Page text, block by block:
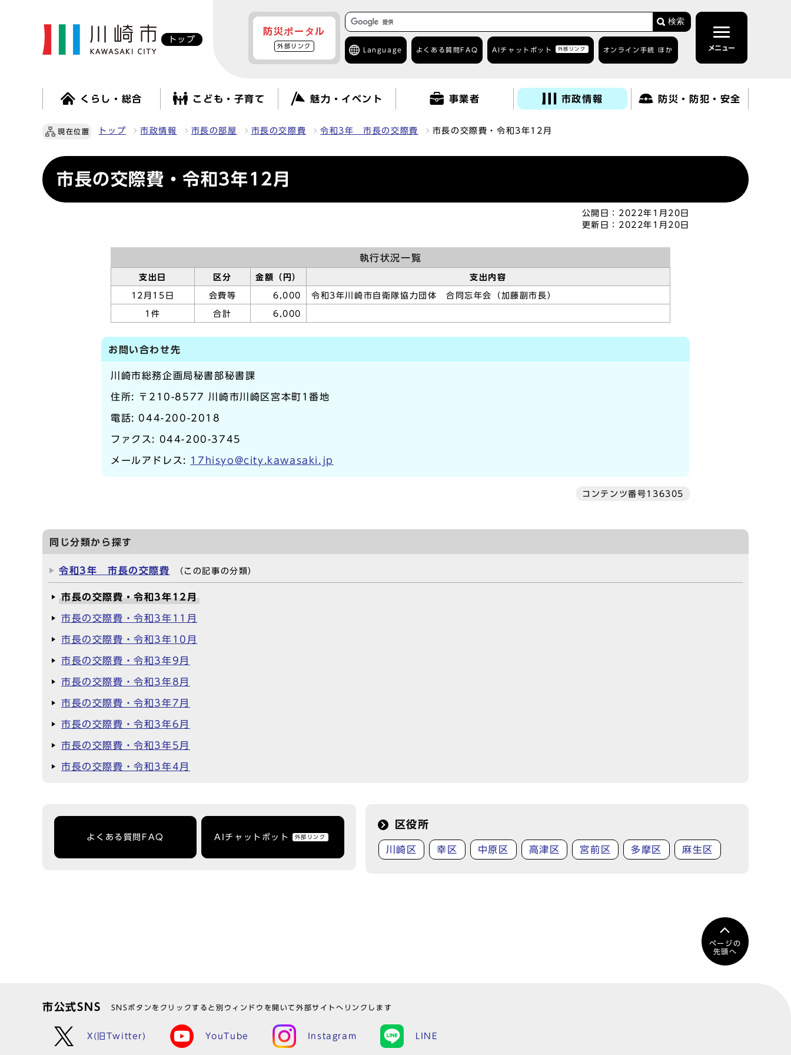
トップ
防災ポータル
外部リンク
検索
Language よくある質問 FAQ AIチャットボット 外部リンク オンライン手続 ほか メニュー
くらし・総合 こども・子育て 魅力・イベント 事業者 市政情報 防災・防犯・安全
現在位置 トップ 市政情報 市長の部屋 市長の交際費 令和3年 市長の交際費 市長の交際費・令和3年12月
市長の交際費・令和3年12月
公開日： 2022年1月20日
更新日： 2022年1月20日
執行状況一覧
支出日 区分 金額（円） 支出内容
12月15日 会費等 6,000 令和3年川崎市自衛隊協力団体 合同忘年会（加藤副市長）
1件 合計 6,000
お問い合わせ先
川崎市総務企画局秘書部秘書課
住所: 〒210-8577 川崎市川崎区宮本町1番地
電話: 044-200-2018
ファクス: 044-200-3745
メールアドレス: 17hisyo@city.kawasaki.jp
コンテンツ番号136305
同じ分類から探す
令和3年 市長の交際費 （この記事の分類）
市長の交際費・令和3年12月
市長の交際費・令和3年11月
市長の交際費・令和3年10月
市長の交際費・令和3年9月
市長の交際費・令和3年8月
市長の交際費・令和3年7月
市長の交際費・令和3年6月
市長の交際費・令和3年5月
市長の交際費・令和3年4月
よくある質問FAQ AIチャットボット 外部リンク
区役所
川崎区 幸区 中原区 高津区 宮前区 多摩区 麻生区
ページの
先頭へ
市公式SNS SNSボタンをクリックすると別ウィンドウを開いて外部サイトへリンクします
X(旧Twitter) YouTube Instagram LINE